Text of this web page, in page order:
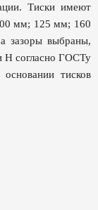
Тиски имеют
мм; 125 мм; 160
зазоры выбраны,
Н согласно ГОСТу
тисков